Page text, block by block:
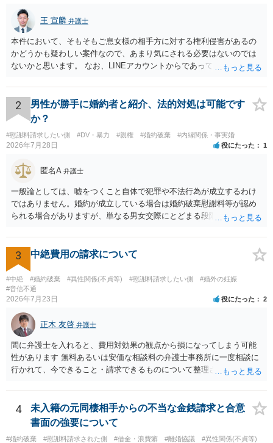
王 宣麟 弁護士
本件において、そもそもご息女様の相手方に対する権利侵害があるの
かどうかも疑わしい案件なので、あまり気にされる必要はないのでは
ないかと思います。 なお、LINEアカウントからであっても、そこに紐
るパターンはありえるものの、本件のような精神的損害が発生したと
明確にいえないような案件において開示がなされる可能性も低いので
はないかと推察します。
2
男性が勝手に婚約者と紹介、法的対処は可能です
か？
#慰謝料請求したい側 #DV・暴力 #親権 #婚約破棄 #内縁関係・事実婚
2026年7月28日 役にたった 1
匿名A 弁護士
一般論としては、嘘をつくこと自体で犯罪や不法行為が成立するわけ
ではありません。婚約が成立している場合は婚約破棄慰謝料等が認め
られる場合がありますが、単なる男女交際にとどまる段階の場合、独
慰謝料は生じないことが多いと思われます。 お怒りはごもっともです
が、仮に交際を進めたとしても後に相手を信頼できなくなる可能性が
高かったということですので、むしろ結婚しなくてよかったと割り切
って、交際を終わらせるのがよいと思います。
3 中絶費用の請求について
#中絶 #婚約破棄 #異性関係(不貞等) #慰謝料請求したい側
#婚外の妊娠
#音信不通
2026年7月23日 役にたった 2
正木 友啓 弁護士
間に弁護士を入れると、費用対効果の観点から損になってしまう可能
性があります 無料あるいは安価な相談料の弁護士事務所に一度相談に
行かれて、今できること・請求できるものについて整理されるのがよ
4
未入籍の元同棲相手からの不当な金銭請求と合意
書面の強要について
#婚約破棄 #慰謝料請求された側 #借金・浪費癖 #離婚協議
#異性関係(不貞等)